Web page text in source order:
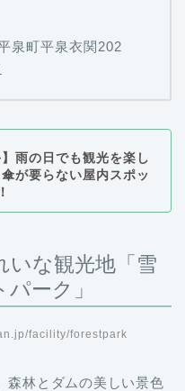
泉町平泉衣関202
】雨の日でも観光を楽し
が要らない屋内スポッ
いな観光地「雪
ーク」
facility/forestpark
森林とダムの美しい景色